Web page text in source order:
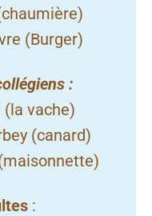
(Burger)
:
vache)
(canard)
: